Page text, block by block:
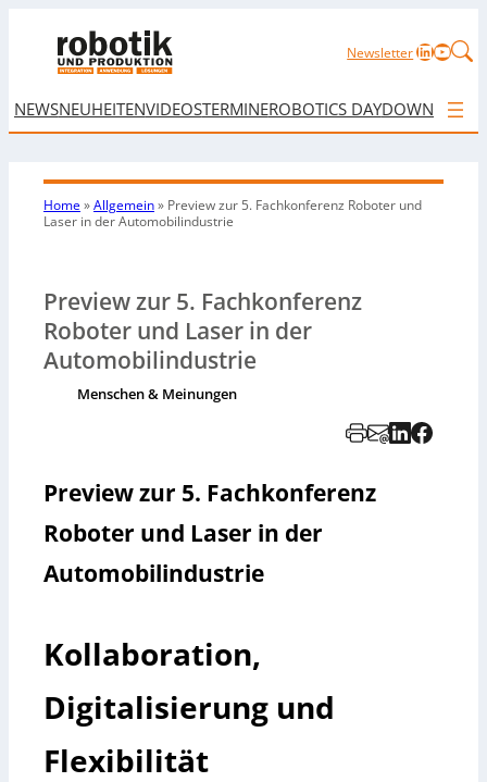
NewsletterLinkedIn
NEWSNEUHEITENVIDEOSTERMINEROBOTICS DAYDOWNLOAD
Home»Allgemein» Preview zur 5. Fachkonferenz Roboter und
Laser in der Automobilindustrie
Preview zur 5. Fachkonferenz
Roboter und Laser in der
Automobilindustrie
Menschen & Meinungen
Preview zur 5. Fachkonferenz
Roboter und Laser in der
Automobilindustrie
Kollaboration,
Digitalisierung und
Flexibilität